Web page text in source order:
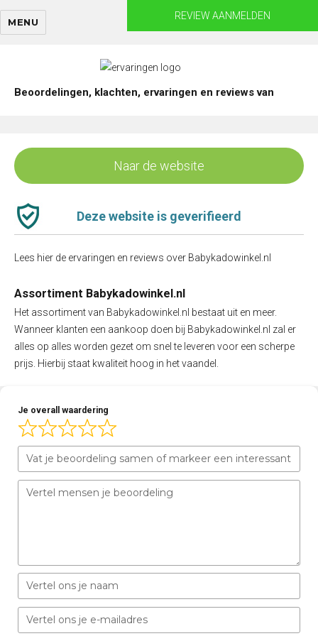
Skip
MENU
REVIEW AANMELDEN
Beoordelingen, klachten, ervaringen en reviews van
Naar de website
Deze website is geverifieerd
Lees hier de ervaringen en reviews over Babykadowinkel.nl
Assortiment Babykadowinkel.nl
Het assortiment van Babykadowinkel.nl bestaat uit en meer.
Wanneer klanten een aankoop doen bij Babykadowinkel.nl zal er
alles op alles worden gezet om snel te leveren voor een scherpe
prijs. Hierbij staat kwaliteit hoog in het vaandel.
Je overall waardering